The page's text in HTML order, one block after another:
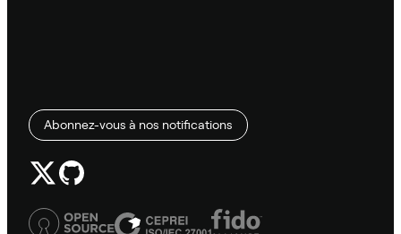
Abonnez-vous à nos notifications